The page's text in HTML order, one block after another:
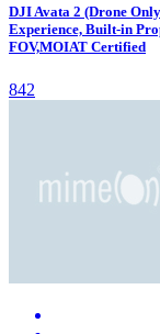
DJI Avata 2 (Drone
Experience, Built-in
FOV,MOIAT Certified
842